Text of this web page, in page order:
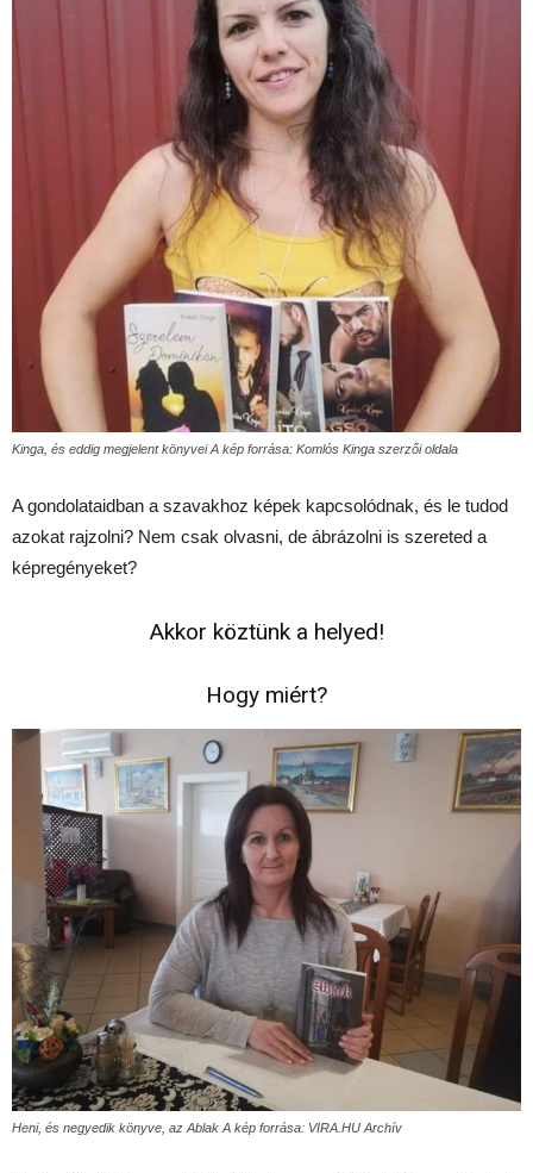
Kinga, és eddig megjelent könyvei A kép forrása: Komlós Kinga szerzői oldala
A gondolataidban a szavakhoz képek kapcsolódnak, és le tudod
azokat rajzolni? Nem csak olvasni, de ábrázolni is szereted a
képregényeket?
Akkor köztünk a helyed!
Hogy miért?
Heni, és negyedik könyve, az Ablak A kép forrása: VIRA.HU Archív